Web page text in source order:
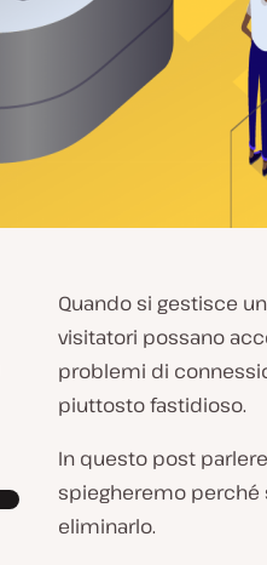
Quando si gestisce un
visitatori possano
problemi di
piuttosto fastidioso.
In questo post
spiegheremo perché
eliminarlo.